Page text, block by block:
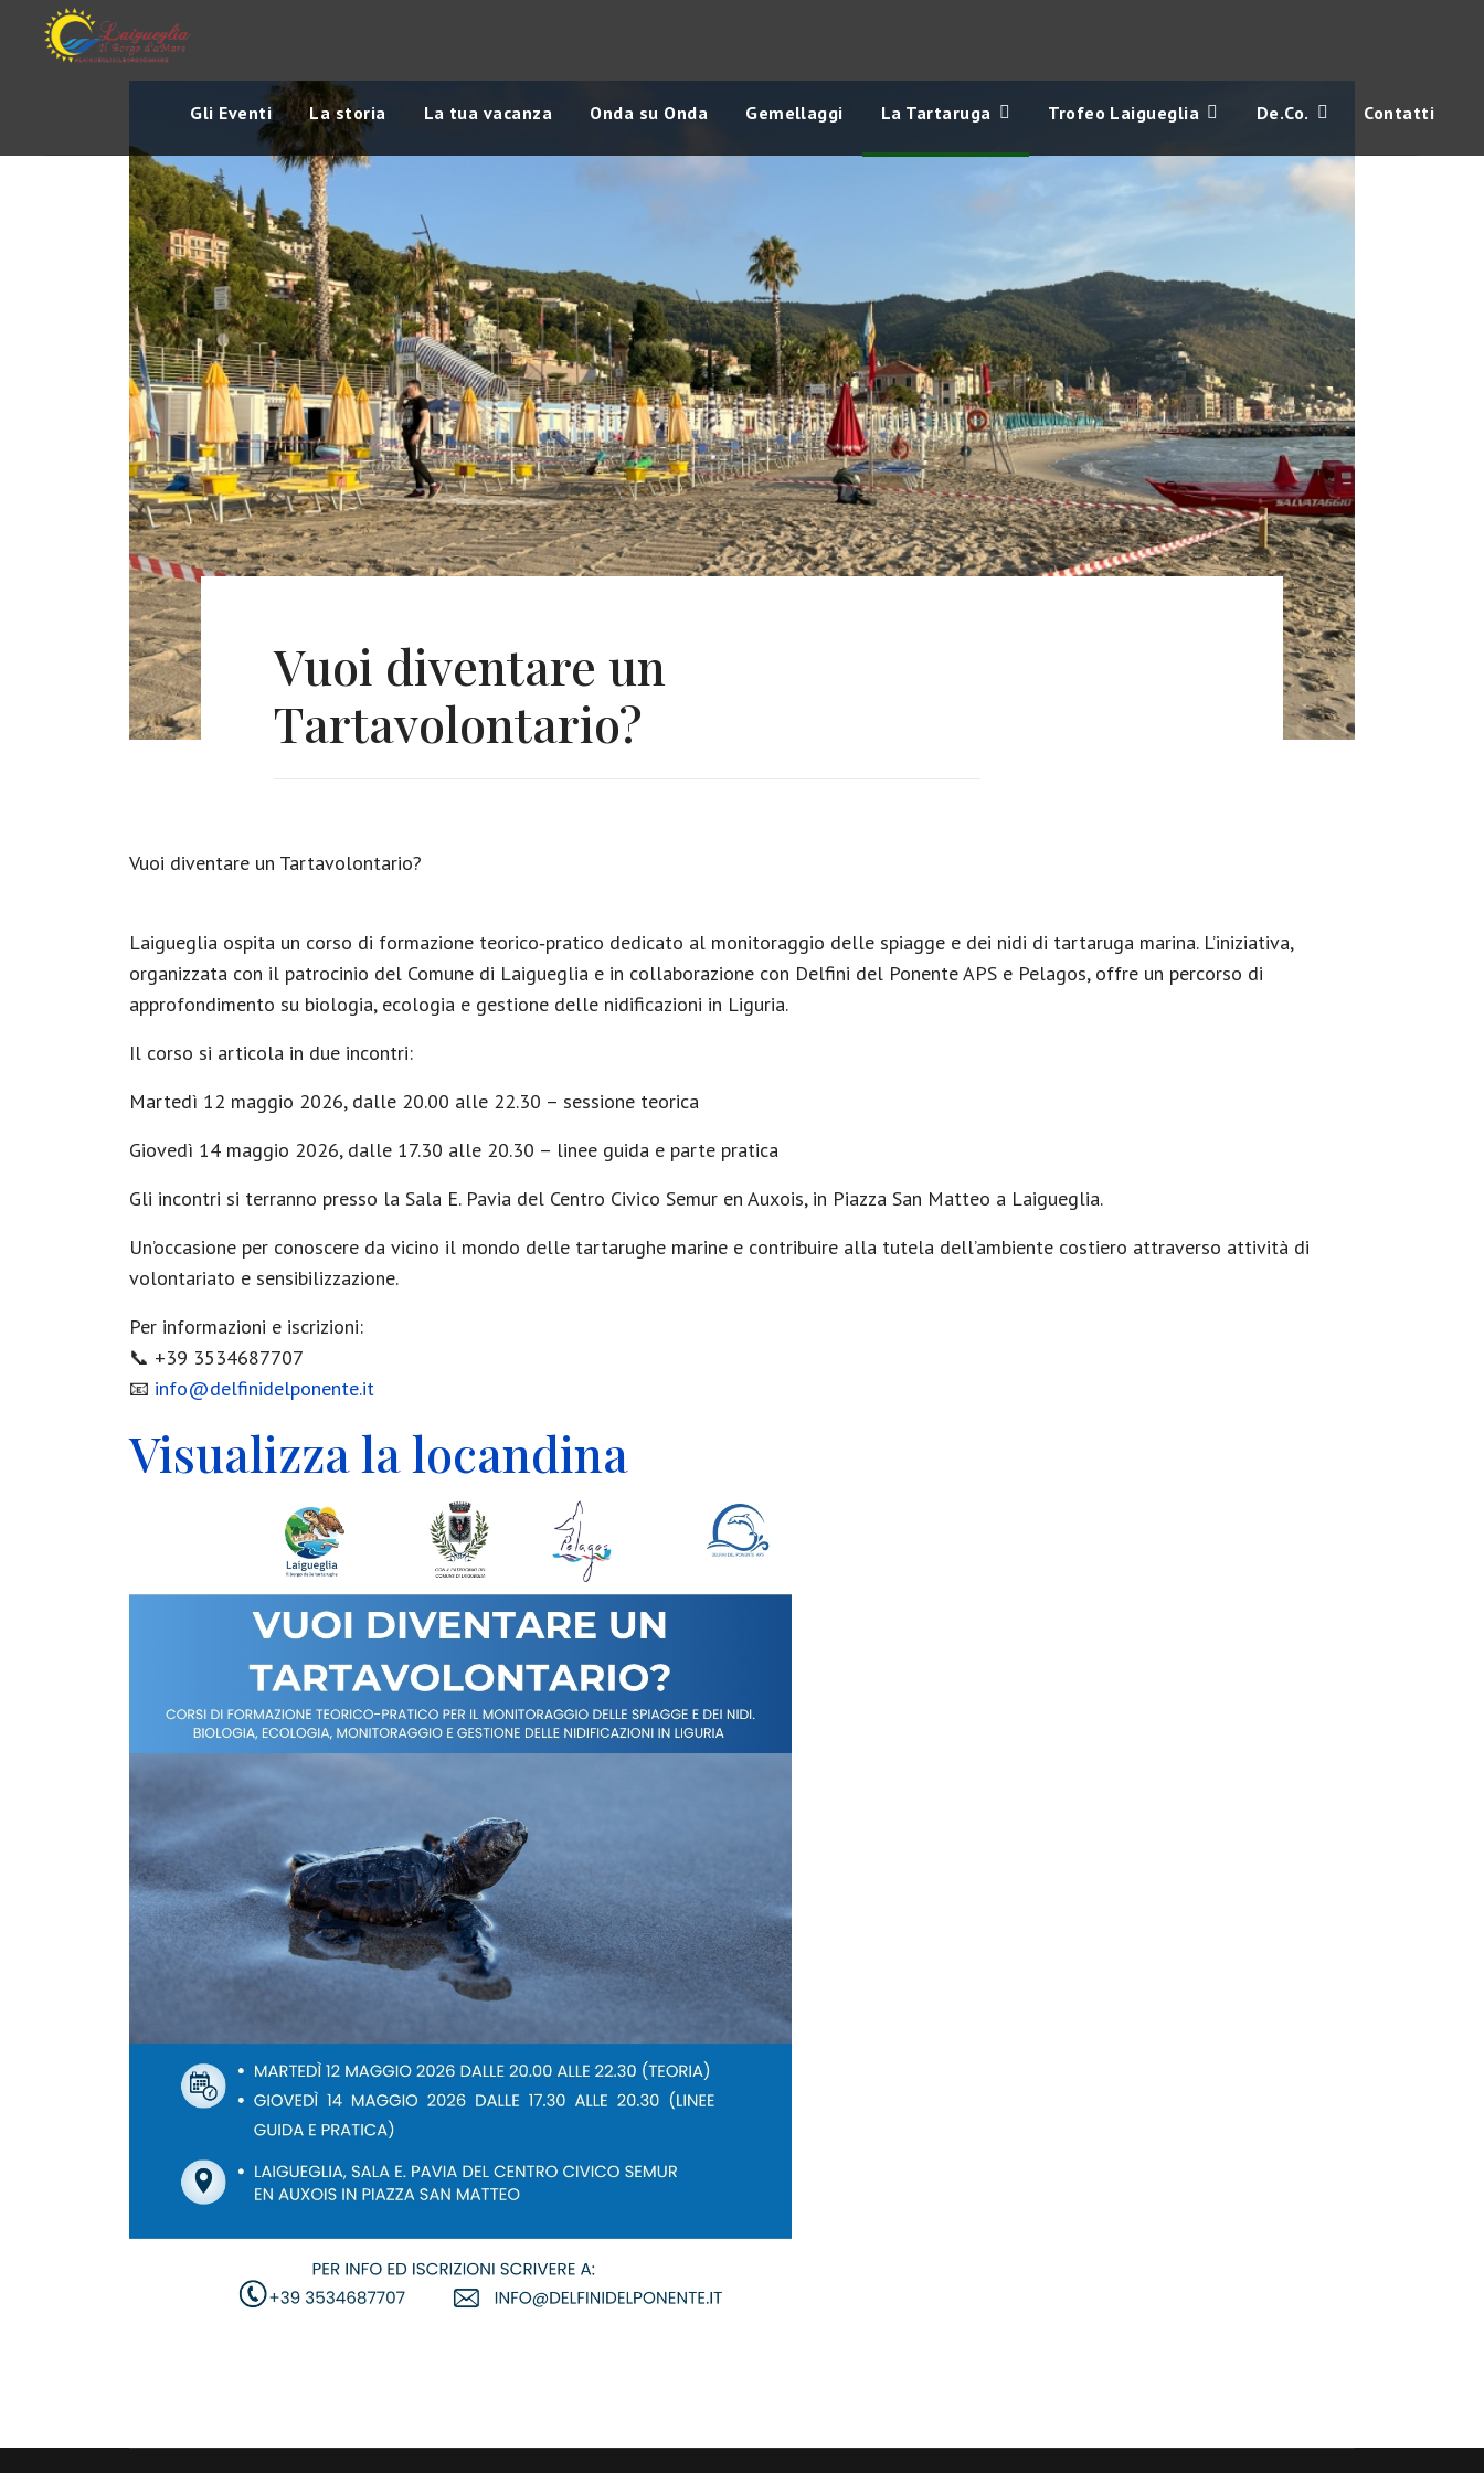
Gli Eventi La storia La tua vacanza Onda su Onda Gemellaggi La Tartaruga Trofeo Laigueglia De.Co. Contatti
Vuoi diventare un
Tartavolontario?
Vuoi diventare un Tartavolontario?
Laigueglia ospita un corso di formazione teorico‑pratico dedicato al monitoraggio delle spiagge e dei nidi di tartaruga marina. L’iniziativa,
organizzata con il patrocinio del Comune di Laigueglia e in collaborazione con Delfini del Ponente APS e Pelagos, offre un percorso di
approfondimento su biologia, ecologia e gestione delle nidificazioni in Liguria.
Il corso si articola in due incontri:
Martedì 12 maggio 2026, dalle 20.00 alle 22.30 – sessione teorica
Giovedì 14 maggio 2026, dalle 17.30 alle 20.30 – linee guida e parte pratica
Gli incontri si terranno presso la Sala E. Pavia del Centro Civico Semur en Auxois, in Piazza San Matteo a Laigueglia.
Un’occasione per conoscere da vicino il mondo delle tartarughe marine e contribuire alla tutela dell’ambiente costiero attraverso attività di
volontariato e sensibilizzazione.
Per informazioni e iscrizioni:
📞 +39 3534687707
📧 info@delfinidelponente.it
Visualizza la locandina